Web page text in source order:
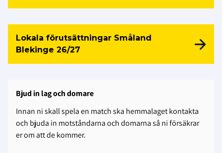
Lokala förutsättningar Småland
Blekinge 26/27
Bjud in lag och domare
Innan ni skall spela en match ska hemmalaget kontakta
och bjuda in motståndarna och domarna så ni försäkrar
er om att de kommer.